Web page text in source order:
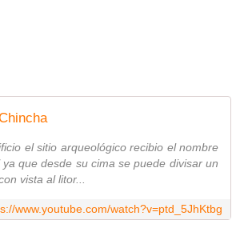
el sitio arqueológico recibio el nombre
que desde su cima se puede divisar un
vista al litor...
www.youtube.com/watch?v=ptd_5JhKtbg